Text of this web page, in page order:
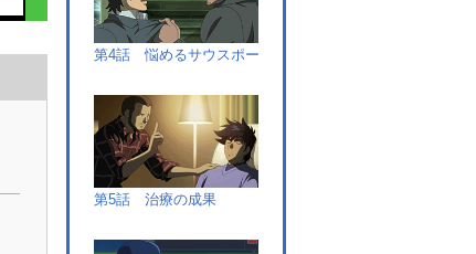
第4話 悩めるサウスポー
第5話 治療の成果